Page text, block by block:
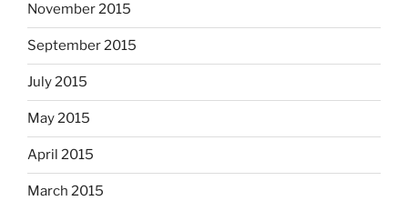
November 2015
September 2015
July 2015
May 2015
April 2015
March 2015